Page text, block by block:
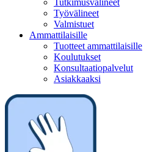
Tutkimusvälineet
Työvälineet
Valmistuet
Ammattilaisille
Tuotteet ammattilaisille
Koulutukset
Konsultaatiopalvelut
Asiakkaaksi